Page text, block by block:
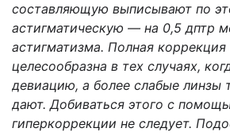
составляющую выписывают по
астигматическую — на 0,5 дптр
астигматизма. Полная
целесообразна в тех случаях,
девиацию, а более слабые линзы
дают. Добиваться этого с
гиперкоррекции не следует.